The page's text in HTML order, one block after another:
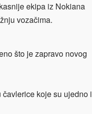
ekipa iz Nokiana
vozačima.
što je zapravo novog
koje su ujedno i